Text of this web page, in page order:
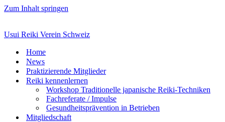
Zum Inhalt springen
Usui Reiki Verein Schweiz
Home
News
Praktizierende Mitglieder
Reiki kennenlernen
Workshop Traditionelle japanische Reiki-Techniken
Fachreferate / Impulse
Gesundheitsprävention in Betrieben
Mitgliedschaft